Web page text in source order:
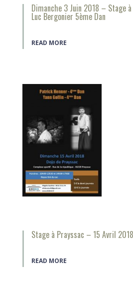
Dimanche 3 Juin 2018 – Stage
Luc Bergonier 5ème Dan
READ MORE
Stage à Prayssac – 15 Avril 2018
READ MORE